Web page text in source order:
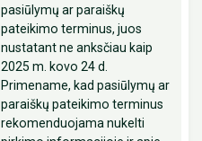
pasiūlymų ar paraiškų
pateikimo terminus, juos
nustatant ne anksčiau kaip
2025 m. kovo 24 d.
Primename, kad pasiūlymų ar
paraiškų pateikimo terminus
rekomenduojama nukelti